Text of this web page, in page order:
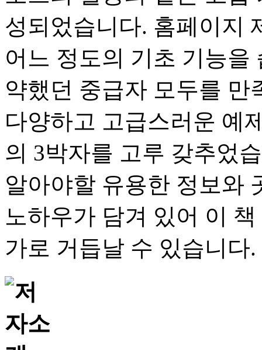
성되었습니다. 홈페이지
어느 정도의 기초 기능을
약했던 중급자 모두를 만
다양하고 고급스러운 예
의 3박자를 고루 갖추었
알아야할 유용한 정보와
노하우가 담겨 있어 이
가로 거듭날 수 있습니다.